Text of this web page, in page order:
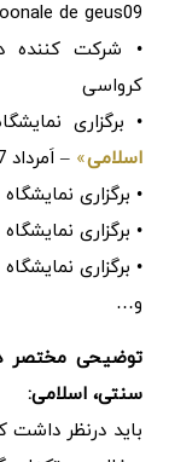
de geus09
کرواسی
• برگزاری
اسلامی» – اَمرداد 1397
• برگزاری
• برگزاری
• برگزاری
و…
توضیحی مختصر
سنتی، اسلامی:
باید درنظر